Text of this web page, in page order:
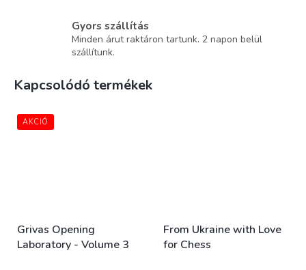
Gyors szállítás
Minden árut raktáron tartunk. 2 napon belül
szállítunk.
Kapcsolódó termékek
AKCIÓ
Grivas Opening
Laboratory - Volume 3
From Ukraine with Love
for Chess